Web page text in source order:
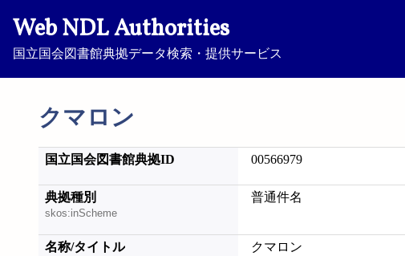
Web NDL Authorities
国立国会図書館典拠データ検索・提供サービス
クマロン
国立国会図書館典拠ID 00566979
典拠種別
skos:inScheme
普通件名
名称/タイトル クマロン